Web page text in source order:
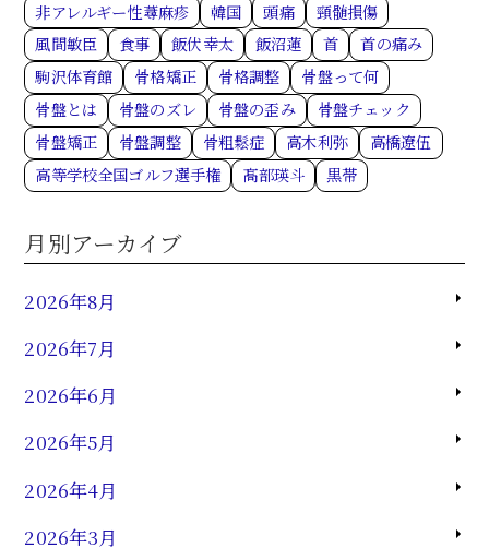
非アレルギー性蕁麻疹 韓国 頭痛
頸髄損傷
風間敏臣
食事 飯伏幸太 飯沼蓮 首
首の痛み
駒沢体育館
骨格矯正 骨格調整
骨盤って何
骨盤とは
骨盤のズレ 骨盤の歪み
骨盤チェック
骨盤矯正
骨盤調整 骨粗鬆症 高木利弥
高橋遼伍
高等学校全国ゴルフ選手権
髙部瑛斗 黒帯
月別アーカイブ
2026年8月
2026年7月
2026年6月
2026年5月
2026年4月
2026年3月